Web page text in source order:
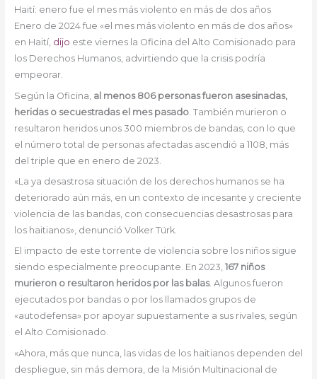
Haití: enero fue el mes más violento en más de dos años
Enero de 2024 fue «el mes más violento en más de dos años»
en Haití, dijo este viernes la Oficina del Alto Comisionado para
los Derechos Humanos, advirtiendo que la crisis podría
empeorar.
Según la Oficina, al menos 806 personas fueron asesinadas,
heridas o secuestradas el mes pasado. También murieron o
resultaron heridos unos 300 miembros de bandas, con lo que
el número total de personas afectadas ascendió a 1108, más
del triple que en enero de 2023.
«La ya desastrosa situación de los derechos humanos se ha
deteriorado aún más, en un contexto de incesante y creciente
violencia de las bandas, con consecuencias desastrosas para
los haitianos», denunció Volker Türk.
El impacto de este torrente de violencia sobre los niños sigue
siendo especialmente preocupante. En 2023, 167 niños
murieron o resultaron heridos por las balas. Algunos fueron
ejecutados por bandas o por los llamados grupos de
«autodefensa» por apoyar supuestamente a sus rivales, según
el Alto Comisionado.
«Ahora, más que nunca, las vidas de los haitianos dependen del
despliegue, sin más demora, de la Misión Multinacional de